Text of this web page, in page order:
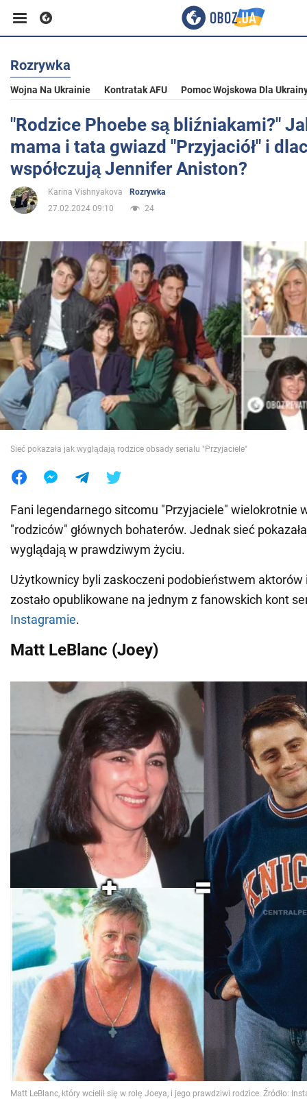
Biznes
Sport
Rozrywka
Życie
Polityka
Społeczeństwo
Wojna na Ukrainie
Świat
Jedzenie
Rozrywka
Wojna Na Ukrainie Kontratak AFU Pomoc Wojskowa Dla
"Rodzice Phoebe są bliźniakami?"
mama i tata gwiazd "Przyjaciół" i
współczują Jennifer Aniston?
Karina Vishnyakova
Rozrywka
27.02.2024 09:10
24
Sieć pokazała jak wyglądają rodzice obsady serialu "Przyjaciele"
Fani legendarnego sitcomu "Przyjaciele" wielokrotnie
"rodziców" głównych bohaterów. Jednak sieć
wyglądają w prawdziwym życiu.
Użytkownicy byli zaskoczeni podobieństwem aktorów
zostało opublikowane na jednym z fanowskich kont
Instagramie.
Matt LeBlanc (Joey)